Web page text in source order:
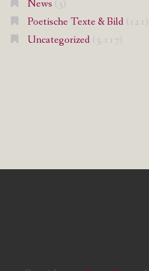
News (3)
Poetische Texte & Bild (121)
Uncategorized (3.117)